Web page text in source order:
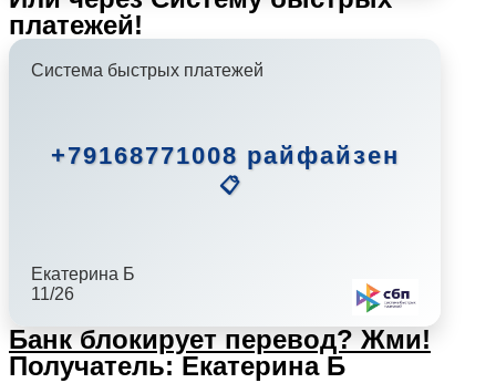
платежей!
Система быстрых платежей
+79168771008 райфайзен
📋
Екатерина Б
11/26
Банк блокирует перевод? Жми!
Получатель: Екатерина Б